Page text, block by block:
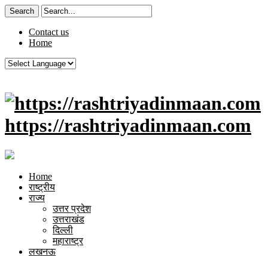
Contact us
Home
https://rashtriyadinmaan.com
Home
राष्ट्रीय
राज्य
उत्तर प्रदेश
उत्तराखंड
दिल्ली
महाराष्ट्र
लखनऊ